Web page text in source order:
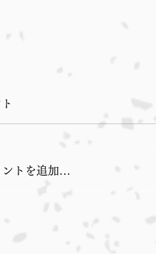
ントを追加…